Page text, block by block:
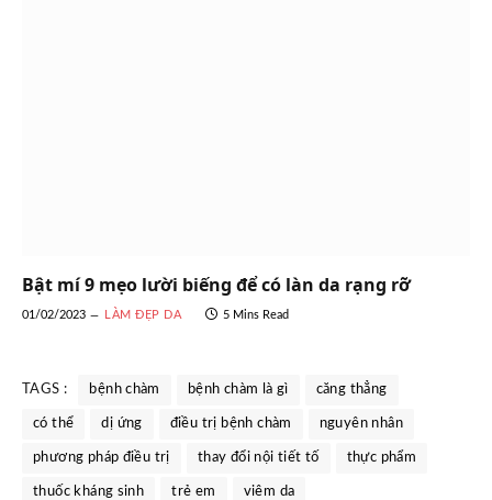
Bật mí 9 mẹo lười biếng để có làn da rạng rỡ
01/02/2023 LÀM ĐẸP DA 5 Mins Read
TAGS : bệnh chàm bệnh chàm là gì căng thẳng
có thể dị ứng điều trị bệnh chàm nguyên nhân
phương pháp điều trị thay đổi nội tiết tố thực phẩm
thuốc kháng sinh trẻ em viêm da